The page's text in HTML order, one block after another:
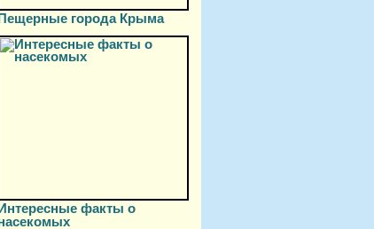
города Крыма
факты о